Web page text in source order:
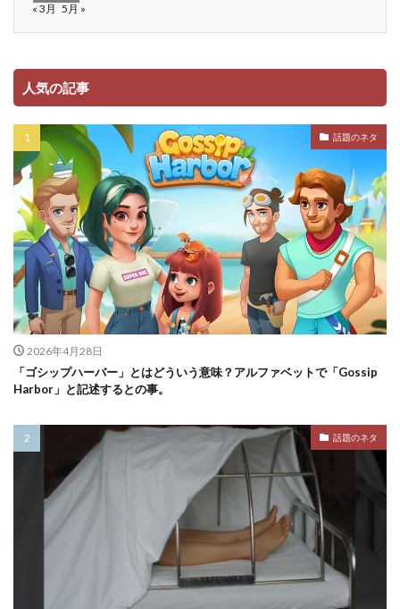
« 3月 5月 »
人気の記事
話題のネタ
2026年4月28日
「ゴシップハーバー」とはどういう意味？アルファベットで「Gossip
Harbor」と記述するとの事。
話題のネタ